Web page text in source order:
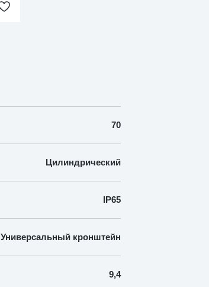
70
Цилиндрический
IP65
Универсальный кронштейн
9,4